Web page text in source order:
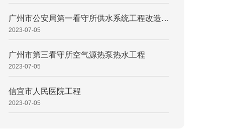
广州市公安局第一看守所供水系统工程改造项目
2023-07-05
广州市第三看守所空气源热泵热水工程
2023-07-05
信宜市人民医院工程
2023-07-05